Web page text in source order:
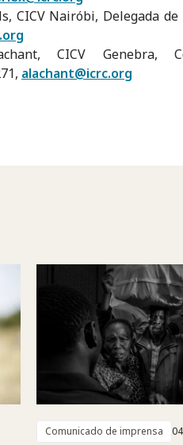
CICV Nairóbi, Delegada de
CICV Genebra,
alachant@icrc.org
Comunicado de imprensa